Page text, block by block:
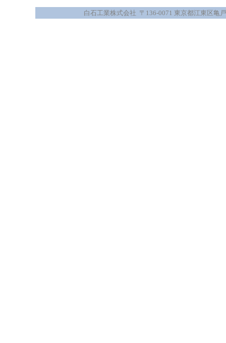
白石工業株式会社 〒136-0071 東京都江東区